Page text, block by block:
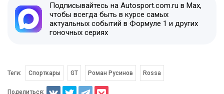
Подписывайтесь на Autosport.com.ru в Max,
чтобы всегда быть в курсе самых
актуальных событий в Формуле 1 и других
гоночных сериях
Теги: Спорткары GT Роман Русинов Rossa
Поделиться: